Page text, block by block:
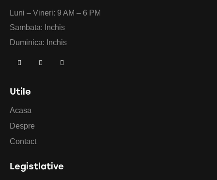
Luni – Vineri: 9 AM – 6 PM
Sambata: Inchis
Duminica: Inchis
Utile
Acasa
Despre
Contact
Legistlative